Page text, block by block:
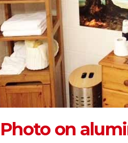
Photo on